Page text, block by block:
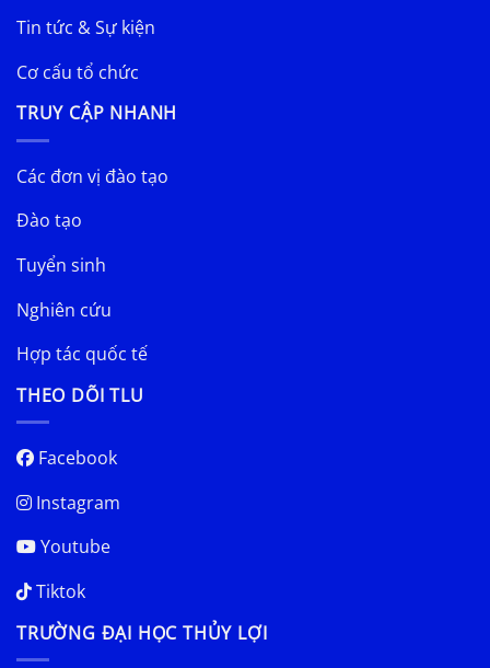
Tin tức & Sự kiện
Cơ cấu tổ chức
TRUY CẬP NHANH
Các đơn vị đào tạo
Đào tạo
Tuyển sinh
Nghiên cứu
Hợp tác quốc tế
THEO DÕI TLU
Facebook
Instagram
Youtube
Tiktok
TRƯỜNG ĐẠI HỌC THỦY LỢI